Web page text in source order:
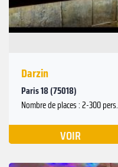
Darzin
Paris 18 (75018)
Nombre de places : 2-300 pers.
VOIR